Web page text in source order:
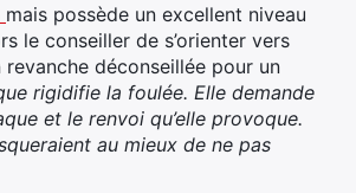
mais possède un excellent niveau
le conseiller de s’orienter vers
déconseillée pour un
rigidifie la foulée. Elle demande
et le renvoi qu’elle provoque.
au mieux de ne pas